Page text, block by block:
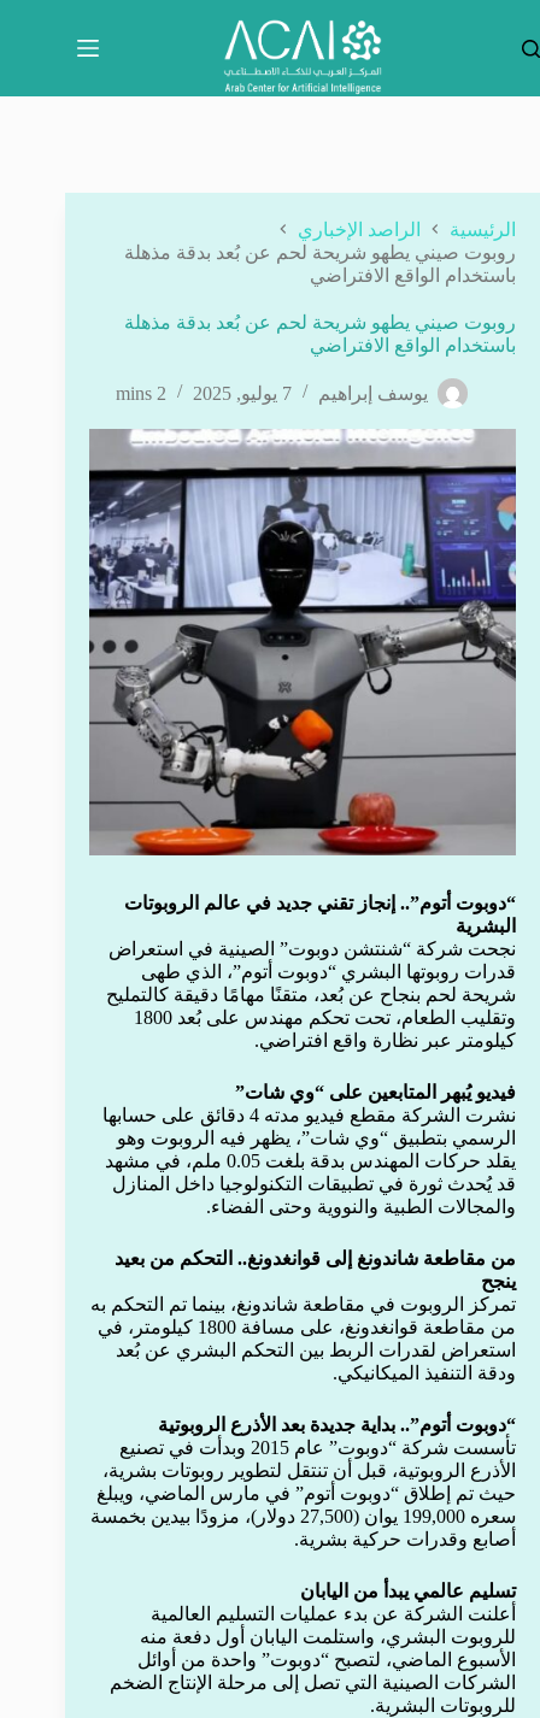
المحتوى
الرئيسية
الراصد الإخباري
روبوت صيني يطهو شريحة لحم عن بُعد بدقة مذهلة
باستخدام الواقع الافتراضي
روبوت صيني يطهو شريحة لحم عن بُعد بدقة مذهلة
باستخدام الواقع الافتراضي
يوسف إبراهيم 7 يوليو, 2025 2 mins
“دوبوت أتوم”.. إنجاز تقني جديد في عالم الروبوتات
البشرية
نجحت شركة “شنتشن دوبوت” الصينية في استعراض
قدرات روبوتها البشري “دوبوت أتوم”، الذي طهى
شريحة لحم بنجاح عن بُعد، متقنًا مهامًا دقيقة كالتمليح
وتقليب الطعام، تحت تحكم مهندس على بُعد 1800
كيلومتر عبر نظارة واقع افتراضي.
فيديو يُبهر المتابعين على “وي شات”
نشرت الشركة مقطع فيديو مدته 4 دقائق على حسابها
الرسمي بتطبيق “وي شات”، يظهر فيه الروبوت وهو
يقلد حركات المهندس بدقة بلغت 0.05 ملم، في مشهد
قد يُحدث ثورة في تطبيقات التكنولوجيا داخل المنازل
والمجالات الطبية والنووية وحتى الفضاء.
من مقاطعة شاندونغ إلى قوانغدونغ.. التحكم من بعيد
ينجح
تمركز الروبوت في مقاطعة شاندونغ، بينما تم التحكم به
من مقاطعة قوانغدونغ، على مسافة 1800 كيلومتر، في
استعراض لقدرات الربط بين التحكم البشري عن بُعد
ودقة التنفيذ الميكانيكي.
“دوبوت أتوم”.. بداية جديدة بعد الأذرع الروبوتية
تأسست شركة “دوبوت” عام 2015 وبدأت في تصنيع
الأذرع الروبوتية، قبل أن تنتقل لتطوير روبوتات بشرية،
حيث تم إطلاق “دوبوت أتوم” في مارس الماضي، ويبلغ
سعره 199,000 يوان (27,500 دولار)، مزودًا بيدين بخمسة
أصابع وقدرات حركية بشرية.
تسليم عالمي يبدأ من اليابان
أعلنت الشركة عن بدء عمليات التسليم العالمية
للروبوت البشري، واستلمت اليابان أول دفعة منه
الأسبوع الماضي، لتصبح “دوبوت” واحدة من أوائل
الشركات الصينية التي تصل إلى مرحلة الإنتاج الضخم
للروبوتات البشرية.